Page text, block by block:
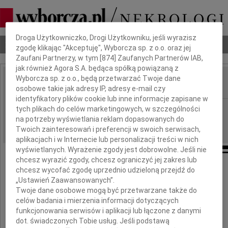
Nekrologi Odeszli Poradnik pogrzebowy
IMIĘ I NAZWISKO:
REGION: Warszawa
DATA EMISJI: 15.01.2010
Joannie Godziemskiej
wyrazy współczucia z powodu śmierci
Dbamy o Twoją prywatność
Droga Użytkowniczko, Drogi Użytkowniku, jeśli wyrazisz
zgodę klikając "Akceptuję", Wyborcza sp. z o.o. oraz jej
Zaufani Partnerzy, w tym [874 ] Zaufanych Partnerów IAB,
jak również Agora S.A. będąca spółką powiązaną z
Wyborcza sp. z o.o., będą przetwarzać Twoje dane
osobowe takie jak adresy IP, adresy e-mail czy
identyfikatory plików cookie lub inne informacje zapisane w
tych plikach do celów marketingowych, w szczególności
na potrzeby wyświetlania reklam dopasowanych do
Twoich zainteresowań i preferencji w swoich serwisach,
aplikacjach i w Internecie lub personalizacji treści w nich
wyświetlanych. Wyrażenie zgody jest dobrowolne. Jeśli nie
chcesz wyrazić zgody, chcesz ograniczyć jej zakres lub
chcesz wycofać zgodę uprzednio udzieloną przejdź do
„Ustawień Zaawansowanych”.
Twoje dane osobowe mogą być przetwarzane także do
celów badania i mierzenia informacji dotyczących
funkcjonowania serwisów i aplikacji lub łączone z danymi
dot. świadczonych Tobie usług. Jeśli podstawą